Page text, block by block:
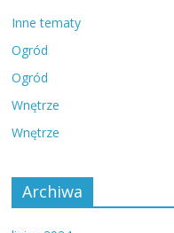
Inne tematy
Ogród
Ogród
Wnętrze
Wnętrze
Archiwa